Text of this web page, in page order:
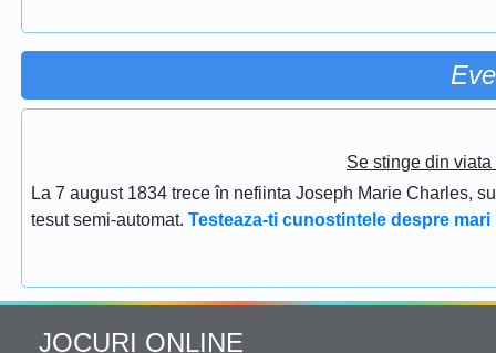
Se stinge din
La 7 august 1834 trece în nefiinta Joseph Marie Charles,
tesut semi-automat. Testeaza-ti cunostintele despre
JOCURI ONLINE